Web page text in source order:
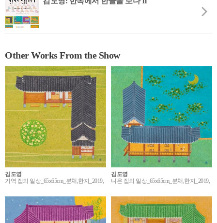
Other Works From the Show
김도영
기역 집의 일상_65x65cm_분채,한지_2019,
김도영
니은 집의 일상_65x65cm_분채,한지_2019,